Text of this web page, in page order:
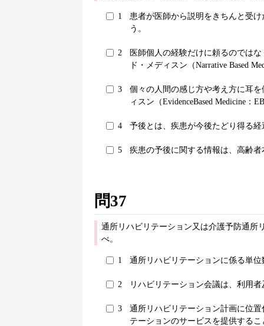
1
患者が医師から説明をきちんと受
う。
2
医師個人の経験だけに頼るのでは
ド・メディスン（Narrative Based
3
個々の人間の感じ方や考え方に耳
ィスン（EvidenceBased Medicine：
4 予後とは、疾患が今後たどり得る
5 疾患の予後に関する情報は、高齢
問37
通所リハビリテーション又は介護予防通所
べ。
1 通所リハビリテーションに係る単
2 リハビリテーション会議は、利用
3
通所リハビリテーション計画に位
テーションのサービスを提供する